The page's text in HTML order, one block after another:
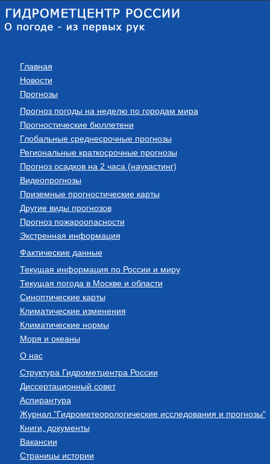
Главная
Новости
Прогнозы
Прогноз погоды на неделю по городам мира
Прогностические бюллетени
Глобальные среднесрочные прогнозы
Региональные краткосрочные прогнозы
Прогноз осадков на 2 часа (наукастинг)
Видеопрогнозы
Приземные прогностические карты
Другие виды прогнозов
Прогноз пожароопасности
Экстренная информация
Фактические данные
Текущая информация по России и миру
Текущая погода в Москве и области
Синоптические карты
Климатические изменения
Климатические нормы
Моря и океаны
О нас
Структура Гидрометцентра России
Диссертационный совет
Аспирантура
Журнал "Гидрометеорологические исследования и прогнозы"
Книги, документы
Вакансии
Страницы истории